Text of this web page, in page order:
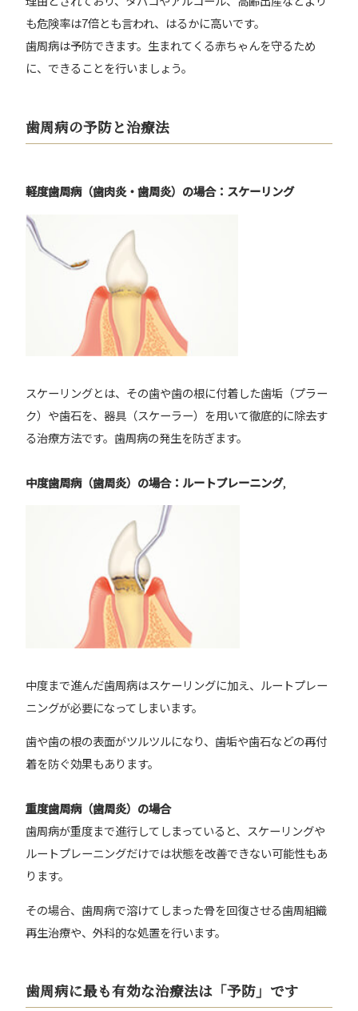
も危険率は7倍とも言われ、はるかに高いです。
歯周病は予防できます。生まれてくる赤ちゃんを守るため
に、できることを行いましょう。
歯周病の予防と治療法
軽度歯周病（歯肉炎・歯周炎）の場合：スケーリング
スケーリングとは、その歯や歯の根に付着した歯垢（プラー
ク）や歯石を、器具（スケーラー）を用いて徹底的に除去す
る治療方法です。歯周病の発生を防ぎます。
中度歯周病（歯周炎）の場合：ルートプレーニング,
中度まで進んだ歯周病はスケーリングに加え、ルートプレー
ニングが必要になってしまいます。
歯や歯の根の表面がツルツルになり、歯垢や歯石などの再付
着を防ぐ効果もあります。
重度歯周病（歯周炎）の場合
歯周病が重度まで進行してしまっていると、スケーリングや
ルートプレーニングだけでは状態を改善できない可能性もあ
ります。
その場合、歯周病で溶けてしまった骨を回復させる歯周組織
再生治療や、外科的な処置を行います。
歯周病に最も有効な治療法は「予防」です